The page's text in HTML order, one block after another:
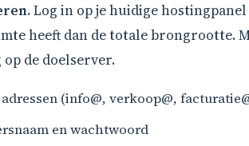
Log in op je huidige
heeft dan de totale brongrootte.
op de doelserver.
(info@, verkoop@,
en wachtwoord